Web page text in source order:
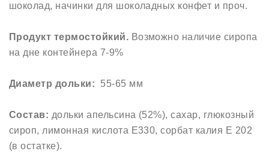
шоколад, начинки для шоколадных конфет и проч.
Продукт термостойкий. Возможно наличие сиропа
на дне контейнера 7-9%
Диаметр дольки: 55-65 мм
Состав: дольки апельсина (52%), сахар, глюкозный
сироп, лимонная кислота Е330, сорбат калия Е 202
(в остатке).